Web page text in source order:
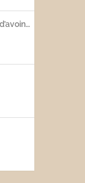
Porridge aux flocons d’avoine avec les fruits frais